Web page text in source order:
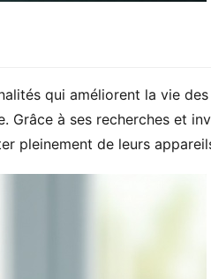
qui améliorent la vie
Grâce à ses recherches et
pleinement de leurs